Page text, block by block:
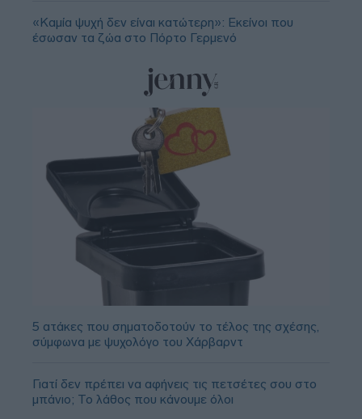
«Καμία ψυχή δεν είναι κατώτερη»: Εκείνοι που
έσωσαν τα ζώα στο Πόρτο Γερμενό
5 ατάκες που σηματοδοτούν το τέλος της σχέσης,
σύμφωνα με ψυχολόγο του Χάρβαρντ
Γιατί δεν πρέπει να αφήνεις τις πετσέτες σου στο
μπάνιο; Το λάθος που κάνουμε όλοι